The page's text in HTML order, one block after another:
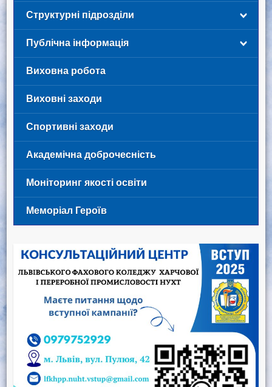
Структурні підрозділи
Публічна інформація
Виховна робота
Виховні заходи
Спортивні заходи
Академічна доброчесність
Моніторинг якості освіти
Меморіал Героїв